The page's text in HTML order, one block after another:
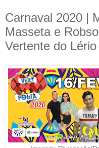
Carnaval 2020 |
Masseta e
Vertente do